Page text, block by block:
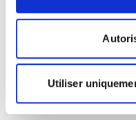
Utiliser